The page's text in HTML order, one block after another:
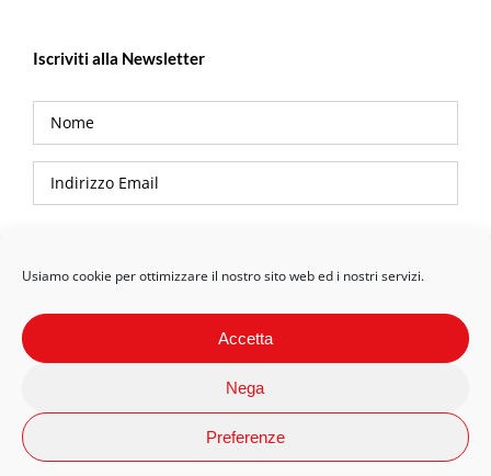
Usiamo cookie per ottimizzare il nostro sito web ed i nostri servizi.
Accetta
Nega
Preferenze
Iscriviti alla Newsletter